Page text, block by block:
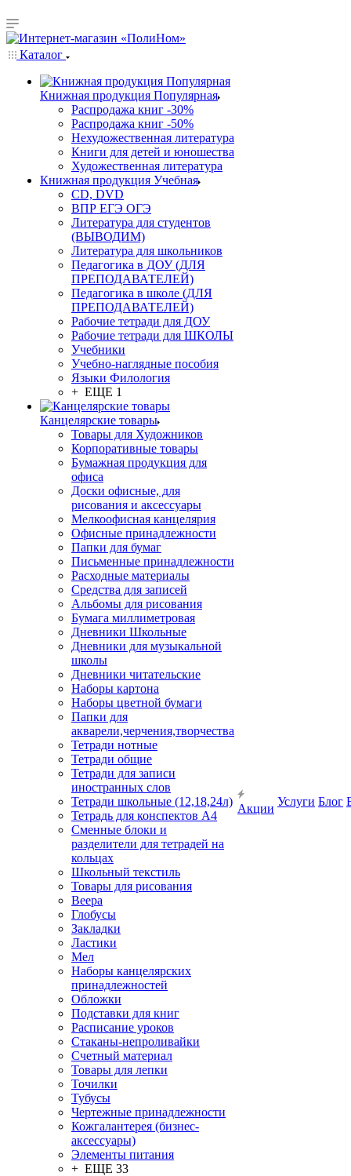
Каталог
Книжная продукция Популярная
Распродажа книг -30%
Распродажа книг -50%
Нехудожественная литература
Книги для детей и юношества
Художественная литература
Книжная продукция Учебная
CD, DVD
ВПР ЕГЭ ОГЭ
Литература для студентов
(ВЫВОДИМ)
Литература для школьников
Педагогика в ДОУ (ДЛЯ
ПРЕПОДАВАТЕЛЕЙ)
Педагогика в школе (ДЛЯ
ПРЕПОДАВАТЕЛЕЙ)
Рабочие тетради для ДОУ
Рабочие тетради для ШКОЛЫ
Учебники
Учебно-наглядные пособия
Языки Филология
+ ЕЩЕ 1
Канцелярские товары
Товары для Художников
Корпоративные товары
Бумажная продукция для
офиса
Доски офисные, для
рисования и аксессуары
Мелкоофисная канцелярия
Офисные принадлежности
Папки для бумаг
Письменные принадлежности
Расходные материалы
Средства для записей
Альбомы для рисования
Бумага миллиметровая
Дневники Школьные
Дневники для музыкальной
школы
Дневники читательские
Наборы картона
Наборы цветной бумаги
Папки для
акварели,черчения,творчества
Тетради нотные
Тетради общие
Тетради для записи
иностранных слов
Тетради школьные (12,18,24л)
Тетрадь для конспектов А4
Сменные блоки и
разделители для тетрадей на
кольцах
Школьный текстиль
Товары для рисования
Веера
Глобусы
Закладки
Ластики
Мел
Наборы канцелярских
принадлежностей
Обложки
Подставки для книг
Расписание уроков
Стаканы-непроливайки
Счетный материал
Товары для лепки
Точилки
Тубусы
Чертежные принадлежности
Кожгалантерея (бизнес-
аксессуары)
Элементы питания
+ ЕЩЕ 33
Акции
Услуги Блог